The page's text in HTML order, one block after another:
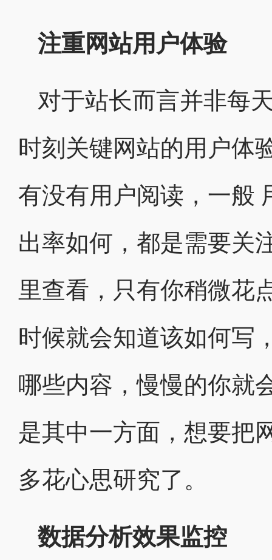
注重网站用户体验
对于站长而言并非每
时刻关键网站的用户体
有没有用户阅读，一般
出率如何，都是需要关
里查看，只有你稍微花
时候就会知道该如何写
哪些内容，慢慢的你就
是其中一方面，想要把
多花心思研究了。
数据分析效果监控